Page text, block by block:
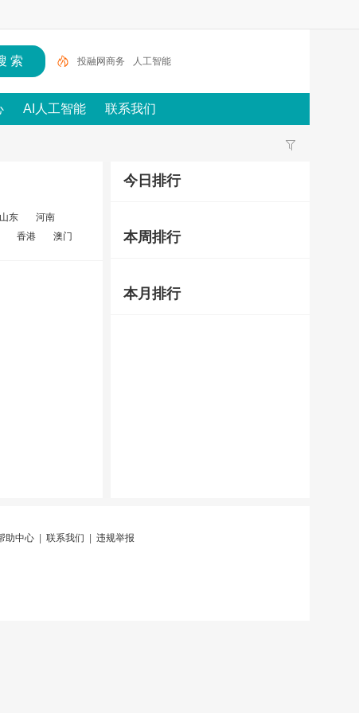
投融网商务 人工智能
AI人工智能 联系我们
山东
河南
香港 澳门
今日排行
本周排行
本月排行
助中心 联系我们 违规举报